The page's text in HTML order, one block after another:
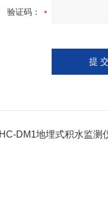
验证码：
HC-DM1地埋式积水监测